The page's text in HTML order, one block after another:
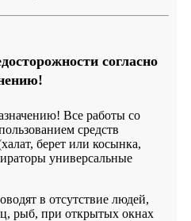
согласно
Все работы со
средств
берет или косынка,
универсальные
в отсутствие людей,
рыб, при открытых окнах